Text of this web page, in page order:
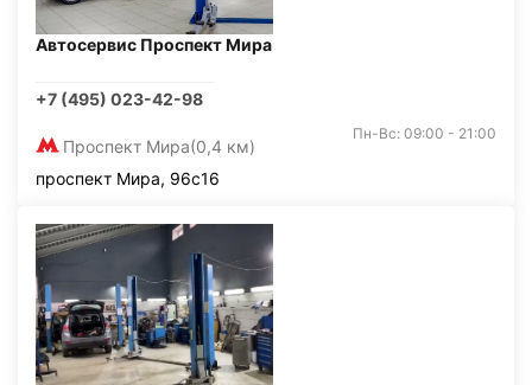
Автосервис Проспект Мира
+7 (495) 023-42-98
Проспект Мира(0,4 км)
Пн-Вс: 09:00 - 21:00
проспект Мира, 96с16